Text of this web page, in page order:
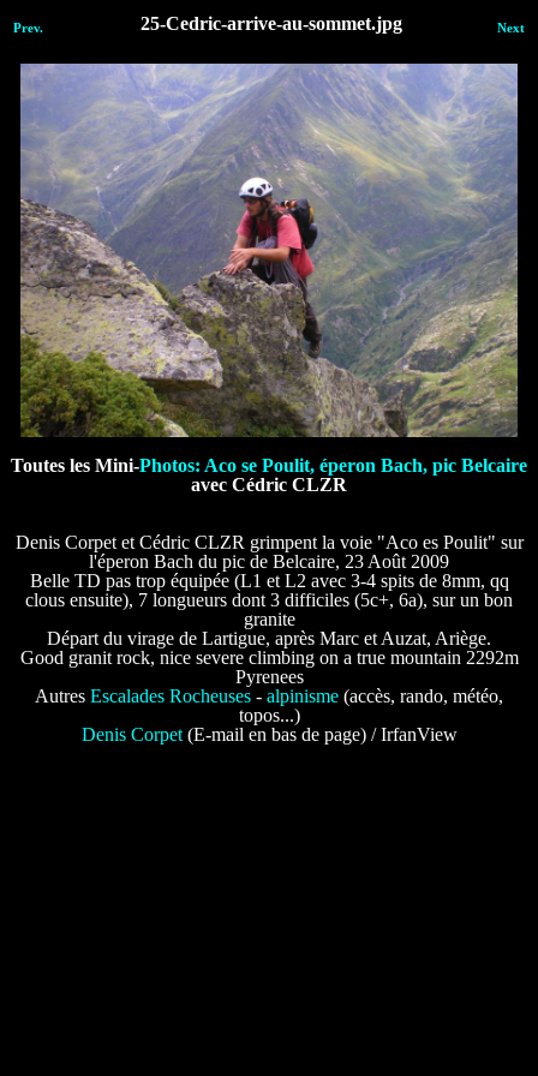
Prev. 25-Cedric-arrive-au-sommet.jpg Next
Toutes les Mini-Photos: Aco se Poulit, éperon Bach, pic Belcaire
avec Cédric CLZR
Denis Corpet et Cédric CLZR grimpent la voie "Aco es Poulit" sur
l'éperon Bach du pic de Belcaire, 23 Août 2009
Belle TD pas trop équipée (L1 et L2 avec 3-4 spits de 8mm, qq
clous ensuite), 7 longueurs dont 3 difficiles (5c+, 6a), sur un bon
granite
Départ du virage de Lartigue, après Marc et Auzat, Ariège.
Good granit rock, nice severe climbing on a true mountain 2292m
Pyrenees
Autres Escalades Rocheuses - alpinisme (accès, rando, météo,
topos...)
Denis Corpet(E-mail en bas de page) / IrfanView